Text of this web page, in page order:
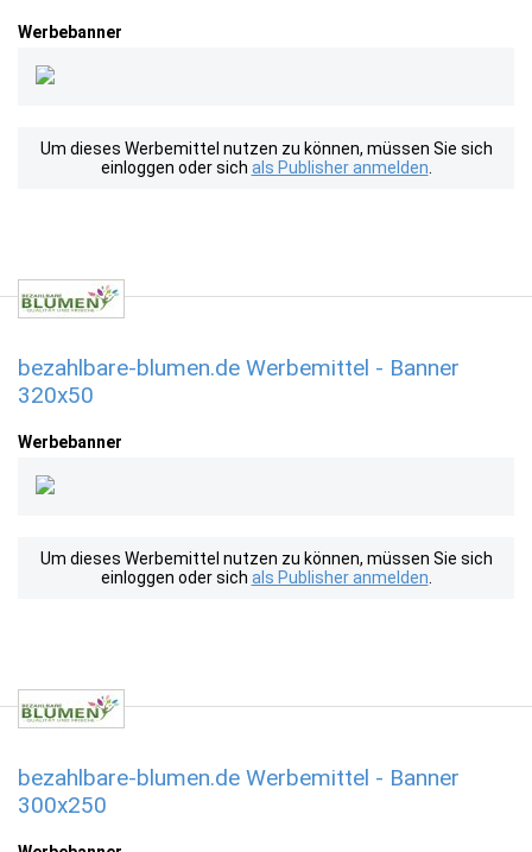
Werbebanner
Um dieses Werbemittel nutzen zu können, müssen Sie sich
einloggen oder sich als Publisher anmelden
bezahlbare-blumen.de Werbemittel - Banner
320x50
Werbebanner
Um dieses Werbemittel nutzen zu können, müssen Sie sich
einloggen oder sich als Publisher anmelden
bezahlbare-blumen.de Werbemittel - Banner
300x250